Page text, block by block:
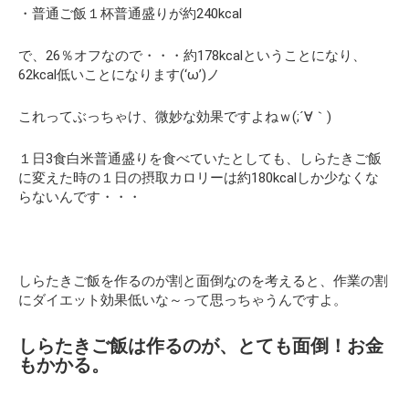
・普通ご飯１杯普通盛りが約240kcal
で、26％オフなので・・・約178kcalということになり、
62kcal低いことになります(‘ω’)ノ
これってぶっちゃけ、微妙な効果ですよねｗ(;´∀｀)
１日3食白米普通盛りを食べていたとしても、しらたきご飯
に変えた時の１日の摂取カロリーは約180kcalしか少なくな
らないんです・・・
しらたきご飯を作るのが割と面倒なのを考えると、作業の割
にダイエット効果低いな～って思っちゃうんですよ。
しらたきご飯は作るのが、とても面倒！お金
もかかる。